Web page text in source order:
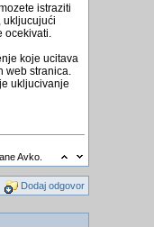
istraziti
ukljucujući
koje ucitava
stranica.
ukljucivanje
Avko.
Dodaj odgovor